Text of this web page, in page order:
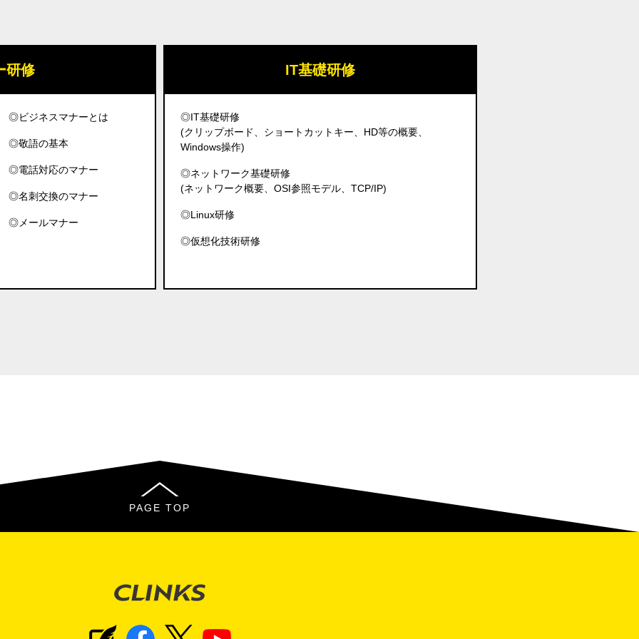
研修
◎ビジネスマナーとは
◎敬語の基本
◎電話対応のマナー
◎名刺交換のマナー
◎メールマナー
IT基礎研修
◎IT基礎研修
(クリップボード、ショートカットキー、HD等の概要、
Windows操作)
◎ネットワーク基礎研修
(ネットワーク概要、OSI参照モデル、TCP/IP)
◎Linux研修
◎仮想化技術研修
PAGE TOP